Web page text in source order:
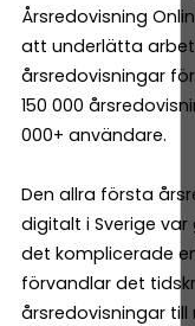
Årsredovisning
att underlätta
årsredovisningar
150 000
000+ användare.
Den allra första
digitalt i Sverige var
det komplicerade
förvandlar det
årsredovisningar